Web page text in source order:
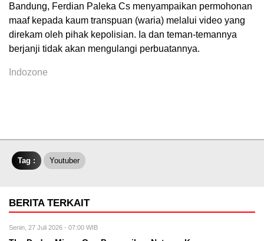
Bandung, Ferdian Paleka Cs menyampaikan permohonan
maaf kepada kaum transpuan (waria) melalui video yang
direkam oleh pihak kepolisian. Ia dan teman-temannya
berjanji tidak akan mengulangi perbuatannya.
Indozone
Tag : Youtuber
BERITA TERKAIT
Senin, 27 Juli 2026 - 07:00 WIB